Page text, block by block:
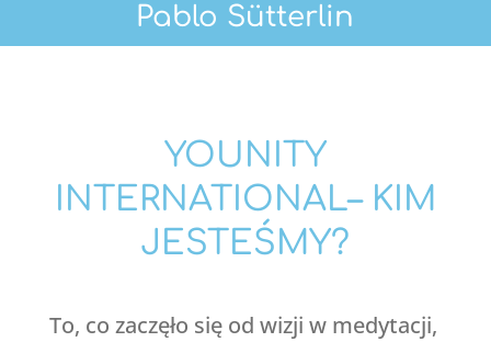
Pablo Sütterlin
YOUNITY
INTERNATIONAL– KIM
JESTEŚMY?
To, co zaczęło się od wizji w medytacji,